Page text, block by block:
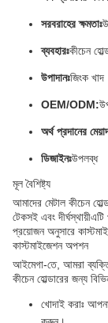
সরবরাহের ক্ষমতাঃ
ব্যবহারঃকীচেন
উপাদানঃজিংক খাদ
OEM/ODM:
অর্থ প্রদানের
ডিজাইনঃউপলব্ধ
মূল বৈশিষ্ট্য
আমাদের মেটাল কীচেন
টেকসই এবং
প্রয়োজন অনুসারে
কাস্টমাইজেশন অপশন
আইমেগা-তে, আমরা
কীচেন হোল্ডারের জন্য
খোদাই করাঃ